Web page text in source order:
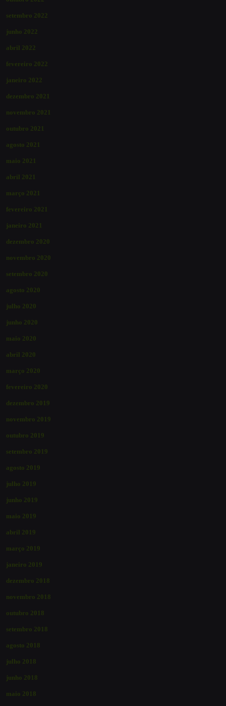
setembro 2022
junho 2022
abril 2022
fevereiro 2022
janeiro 2022
dezembro 2021
novembro 2021
outubro 2021
agosto 2021
maio 2021
abril 2021
março 2021
fevereiro 2021
janeiro 2021
dezembro 2020
novembro 2020
setembro 2020
agosto 2020
julho 2020
junho 2020
maio 2020
abril 2020
março 2020
fevereiro 2020
dezembro 2019
novembro 2019
outubro 2019
setembro 2019
agosto 2019
julho 2019
junho 2019
maio 2019
abril 2019
março 2019
janeiro 2019
dezembro 2018
novembro 2018
outubro 2018
setembro 2018
agosto 2018
julho 2018
junho 2018
maio 2018